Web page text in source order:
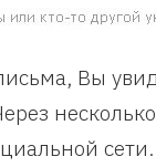
Вы
сети.